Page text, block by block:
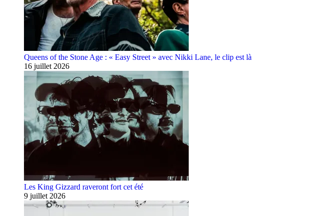
Queens of the Stone Age : « Easy Street » avec Nikki Lane, le clip est là
16 juillet 2026
Les King Gizzard raveront fort cet été
9 juillet 2026